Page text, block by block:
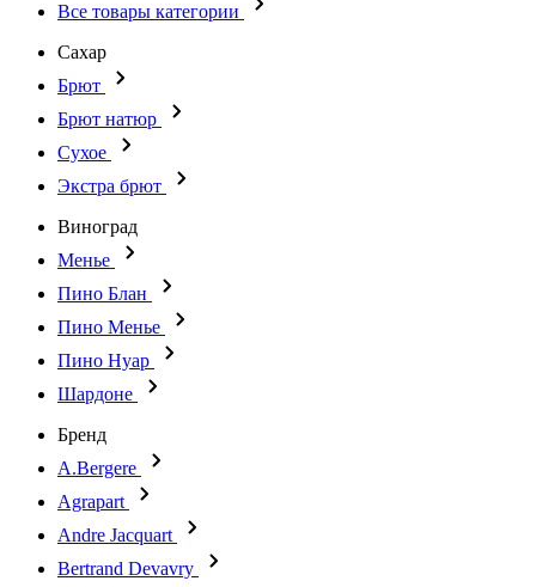
Все товары категории
Сахар
Брют
Брют натюр
Сухое
Экстра брют
Виноград
Менье
Пино Блан
Пино Менье
Пино Нуар
Шардоне
Бренд
A.Bergere
Agrapart
Andre Jacquart
Bertrand Devavry